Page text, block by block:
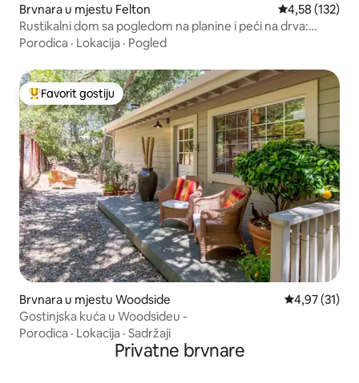
Brvnara u mjestu Felton prosječna
4,58 (132)
Rustikalni dom sa pogledom na planine i peći na drva:
prihvata pse
Porodica · Lokacija · Pogled
Glavni favorit gostiju
Favorit gostiju
Brvnara u mjestu Woodside prosječna
4,97 (31)
Gostinjska kuća u Woodsideu -
Porodica · Lokacija · Sadržaji
Privatne brvnare